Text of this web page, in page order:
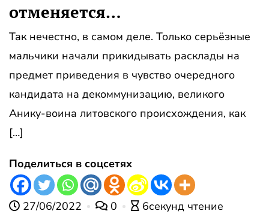
отменяется…
Так нечестно, в самом деле. Только серьёзные
мальчики начали прикидывать расклады на
предмет приведения в чувство очередного
кандидата на декоммунизацию, великого
Анику-воина литовского происхождения, как
[…]
Поделиться в соцсетях
27/06/2022 0 6секунд чтение